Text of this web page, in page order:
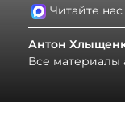
Читайте
Антон
Все материалы